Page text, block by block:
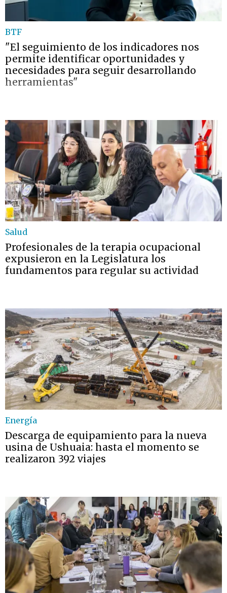
BTF
"El seguimiento de los indicadores nos
permite identificar oportunidades y
necesidades para seguir desarrollando
herramientas"
Salud
Profesionales de la terapia ocupacional
expusieron en la Legislatura los
fundamentos para regular su actividad
Energía
Descarga de equipamiento para la nueva
usina de Ushuaia: hasta el momento se
realizaron 392 viajes